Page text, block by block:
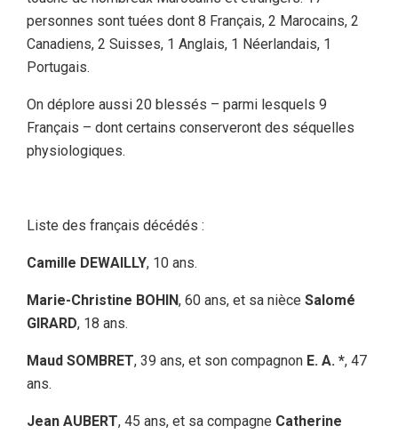
personnes sont tuées dont 8 Français, 2 Marocains, 2
Canadiens, 2 Suisses, 1 Anglais, 1 Néerlandais, 1
Portugais.
On déplore aussi 20 blessés – parmi lesquels 9
Français – dont certains conserveront des séquelles
physiologiques.
Liste des français décédés :
Camille DEWAILLY, 10 ans.
Marie-Christine BOHIN, 60 ans, et sa nièce Salomé
GIRARD, 18 ans.
Maud SOMBRET, 39 ans, et son compagnon E. A. *, 47
ans.
Jean AUBERT, 45 ans, et sa compagne Catherine